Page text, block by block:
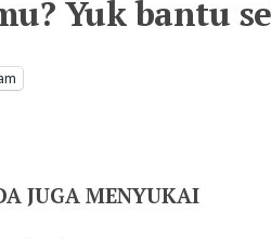
Yuk bantu
JUGA MENYUKAI